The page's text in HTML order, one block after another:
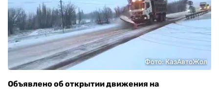
Фото: КазАвтоЖол
Объявлено об открытии движения на